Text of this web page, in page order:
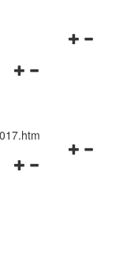
Navigationsmenü
Navigationsmenü